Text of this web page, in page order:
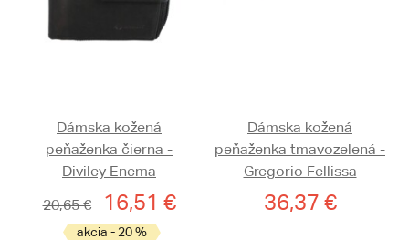
Dámska kožená
peňaženka čierna -
Diviley Enema
20,65 €
16,51 €
akcia - 20 %
Dámska kožená
peňaženka tmavozelená -
Gregorio Fellissa
36,37 €